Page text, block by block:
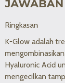
JAWABAN
Ringkasan
K-Glow adalah
Hyaluronic Acid
mengecilkan